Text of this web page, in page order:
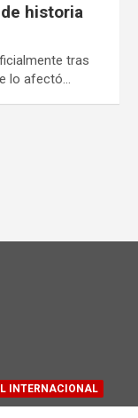
historia
tras
lo afectó…
INTERNACIONAL